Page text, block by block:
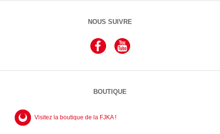
NOUS SUIVRE
BOUTIQUE
Visitez la boutique de la FJKA !